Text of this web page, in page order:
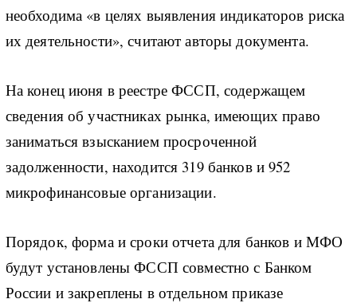
необходима «в целях выявления индикаторов риска
их деятельности», считают авторы документа.
На конец июня в реестре ФССП, содержащем
сведения об участниках рынка, имеющих право
заниматься взысканием просроченной
задолженности, находится 319 банков и 952
микрофинансовые организации.
Порядок, форма и сроки отчета для банков и МФО
будут установлены ФССП совместно с Банком
России и закреплены в отдельном приказе